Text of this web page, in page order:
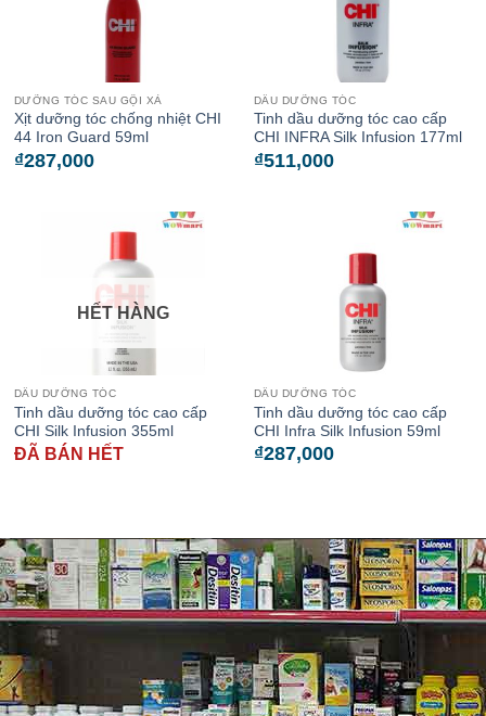
DƯỠNG TÓC SAU GỘI XẢ
Xịt dưỡng tóc chống nhiệt CHI
44 Iron Guard 59ml
₫287,000
DẦU DƯỠNG TÓC
Tinh dầu dưỡng tóc cao cấp
CHI INFRA Silk Infusion 177ml
₫511,000
HẾT HÀNG
DẦU DƯỠNG TÓC
Tinh dầu dưỡng tóc cao cấp
CHI Silk Infusion 355ml
ĐÃ BÁN HẾT
DẦU DƯỠNG TÓC
Tinh dầu dưỡng tóc cao cấp
CHI Infra Silk Infusion 59ml
₫287,000